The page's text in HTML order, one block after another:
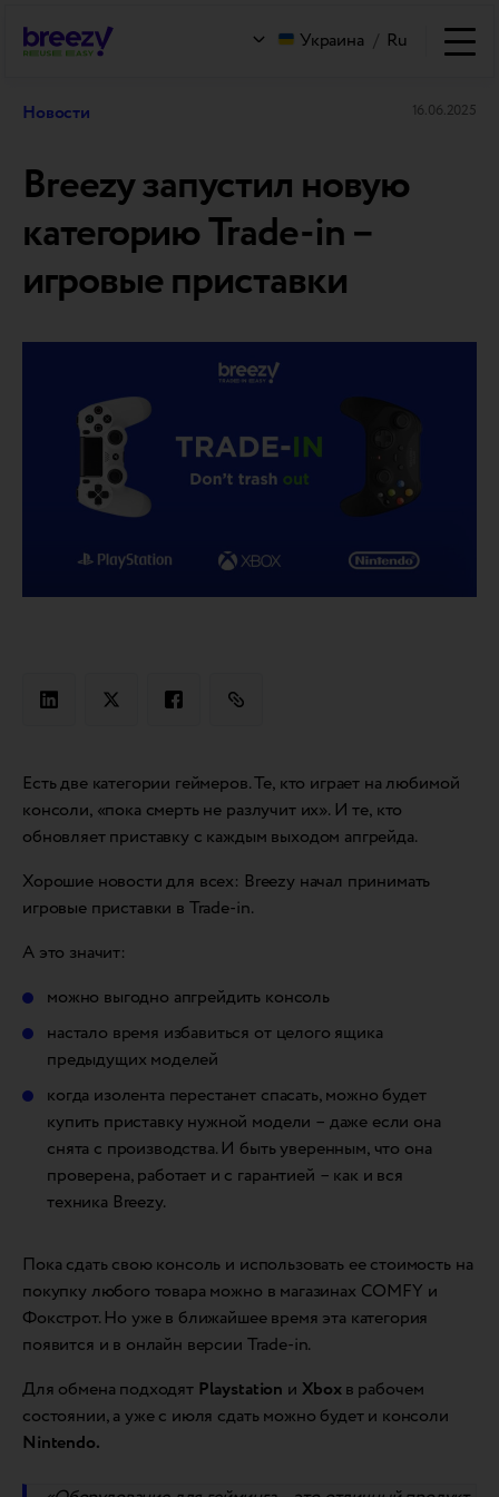
Украина / Ru
Новости 16.06.2025
Breezy запустил новую
категорию Trade-in –
игровые приставки
Есть две категории геймеров. Те, кто играет на любимой
консоли, «пока смерть не разлучит их». И те, кто
обновляет приставку с каждым выходом апгрейда.
Хорошие новости для всех: Breezy начал принимать
игровые приставки в Trade-in.
А это значит:
можно выгодно апгрейдить консоль
настало время избавиться от целого ящика
предыдущих моделей
когда изолента перестанет спасать, можно будет
купить приставку нужной модели – даже если она
снята с производства. И быть уверенным, что она
проверена, работает и с гарантией – как и вся
техника Breezy.
Пока сдать свою консоль и использовать ее стоимость на
покупку любого товара можно в магазинах COMFY и
Фокстрот. Но уже в ближайшее время эта категория
появится и в онлайн версии Trade-in.
Для обмена подходят Playstation и Xboxв рабочем
состоянии, а уже с июля сдать можно будет и консоли
Nintendo.